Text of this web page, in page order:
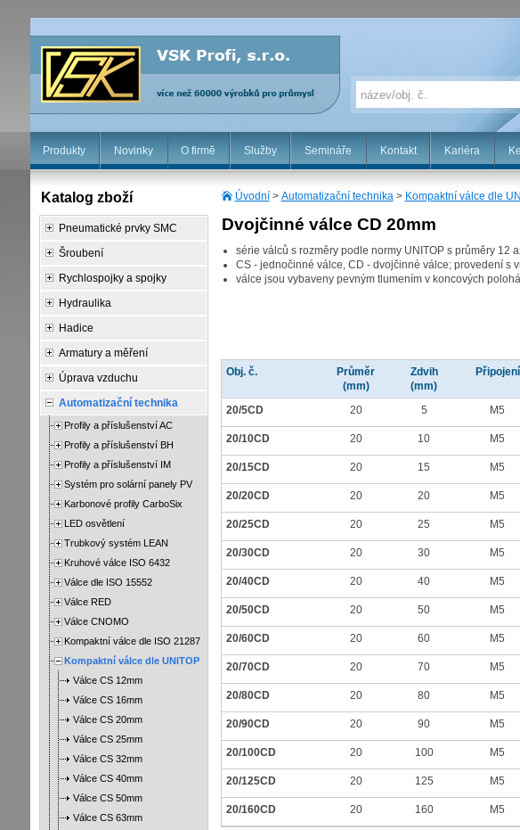
Produkty Novinky O firmě Služby Semináře Kontakt Kariéra
Úvodní> Automatizační technika> Kompaktní válce dle
Dvojčinné válce CD 20mm
série válců s rozměry podle normy UNITOP s průměry 12
CS - jednočinné válce, CD - dvojčinné válce; provedení s
válce jsou vybaveny pevným tlumením v koncových
Obj. č.
Průměr
(mm)
Zdvih
(mm)
Připojení
20/5CD 20 5 M5
20/10CD 20 10 M5
20/15CD 20 15 M5
20/20CD 20 20 M5
20/25CD 20 25 M5
20/30CD 20 30 M5
20/40CD 20 40 M5
20/50CD 20 50 M5
20/60CD 20 60 M5
20/70CD 20 70 M5
20/80CD 20 80 M5
20/90CD 20 90 M5
20/100CD 20 100 M5
20/125CD 20 125 M5
20/160CD 20 160 M5
Katalog zboží
Pneumatické prvky SMC
Šroubení
Rychlospojky a spojky
Hydraulika
Hadice
Armatury a měření
Úprava vzduchu
Automatizační technika
Profily a příslušenství AC
Profily a příslušenství BH
Profily a příslušenství IM
Systém pro solární panely PV
Karbonové profily CarboSix
LED osvětlení
Trubkový systém LEAN
Kruhové válce ISO 6432
Válce dle ISO 15552
Válce RED
Válce CNOMO
Kompaktní válce dle ISO 21287
Kompaktní válce dle UNITOP
Válce CS 12mm
Válce CS 16mm
Válce CS 20mm
Válce CS 25mm
Válce CS 32mm
Válce CS 40mm
Válce CS 50mm
Válce CS 63mm